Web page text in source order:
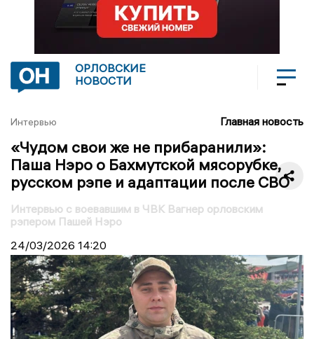
ОРЛОВСКИЕ
НОВОСТИ
Интервью Главная новость
«Чудом свои же не прибаранили»:
Паша Нэро о Бахмутской мясорубке,
русском рэпе и адаптации после СВО
Интервью с воевавшим в ЧВК Вагнер орловским
рэпером Пашей Нэро
24/03/2026 14:20